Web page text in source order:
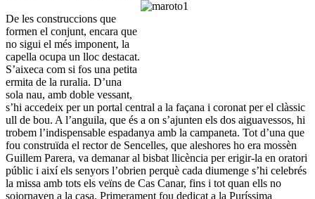
De les construccions que
formen el conjunt, encara que
no sigui el més imponent, la
capella ocupa un lloc destacat.
S’aixeca com si fos una petita
ermita de la ruralia. D’una
sola nau, amb doble vessant,
s’hi accedeix per un portal central a la façana i coronat per el clàssic
ull de bou. A l’anguila, que és a on s’ajunten els dos aiguavessos, hi
trobem l’indispensable espadanya amb la campaneta. Tot d’una que
fou construïda el rector de Sencelles, que aleshores ho era mossèn
Guillem Parera, va demanar al bisbat llicència per erigir-la en oratori
públic i així els senyors l’obrien perquè cada diumenge s’hi celebrés
la missa amb tots els veïns de Cas Canar, fins i tot quan ells no
sojornaven a la casa. Primerament fou dedicat a la Puríssima